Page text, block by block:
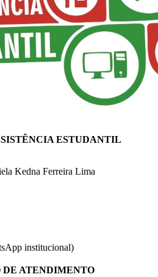
ESTUDANTIL
Kedna Ferreira Lima
institucional)
DE ATENDIMENTO